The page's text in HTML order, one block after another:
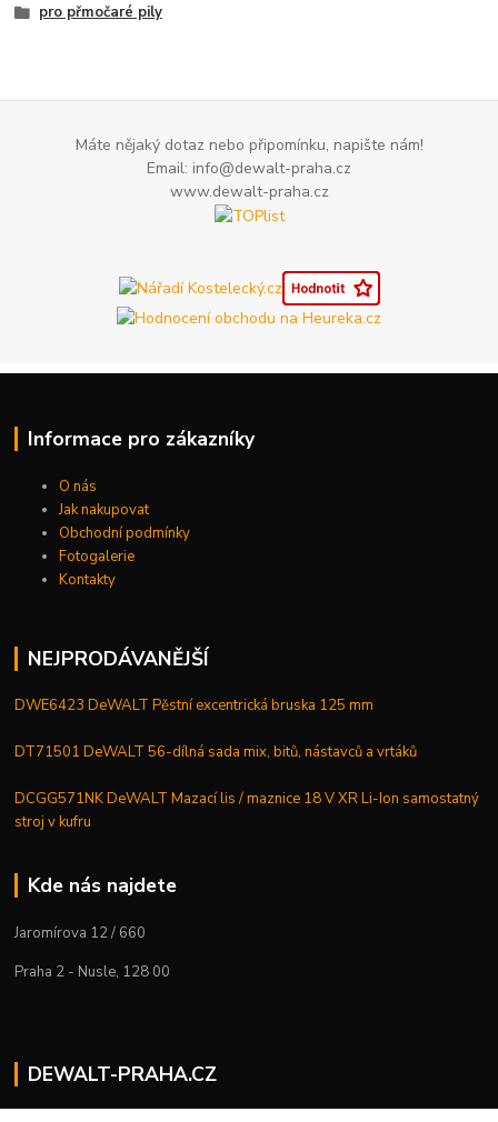
pro přmočaré pily
Máte nějaký dotaz nebo připomínku, napište nám!
Email: info@dewalt-praha.cz
www.dewalt-praha.cz
Informace pro zákazníky
O nás
Jak nakupovat
Obchodní podmínky
Fotogalerie
Kontakty
NEJPRODÁVANĚJŠÍ
DWE6423 DeWALT Pěstní excentrická bruska 125 mm
DT71501 DeWALT 56-dílná sada mix, bitů, nástavců a vrtáků
DCGG571NK DeWALT Mazací lis / maznice 18 V XR Li-Ion samostatný
stroj v kufru
Kde nás najdete
Jaromírova 12 / 660
Praha 2 - Nusle, 128 00
DEWALT-PRAHA.CZ